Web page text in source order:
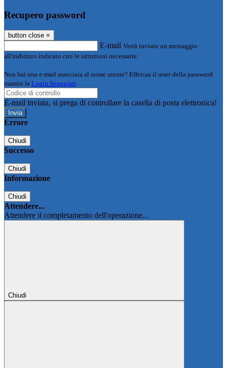
Recupero password
button close ×
E-mail Verrà inviato un messaggio
all'indirizzo indicato con le istruzioni necessarie.
Non hai una e-mail associata al nome utente? Effettua il reset della password
tramite la Login Spaggiari
E-mail inviata, si prega di controllare la casella di posta elettronica!
Errore
Chiudi
Successo
Chiudi
Informazione
Chiudi
Attendere...
Attendere il completamento dell'operazione...
Chiudi